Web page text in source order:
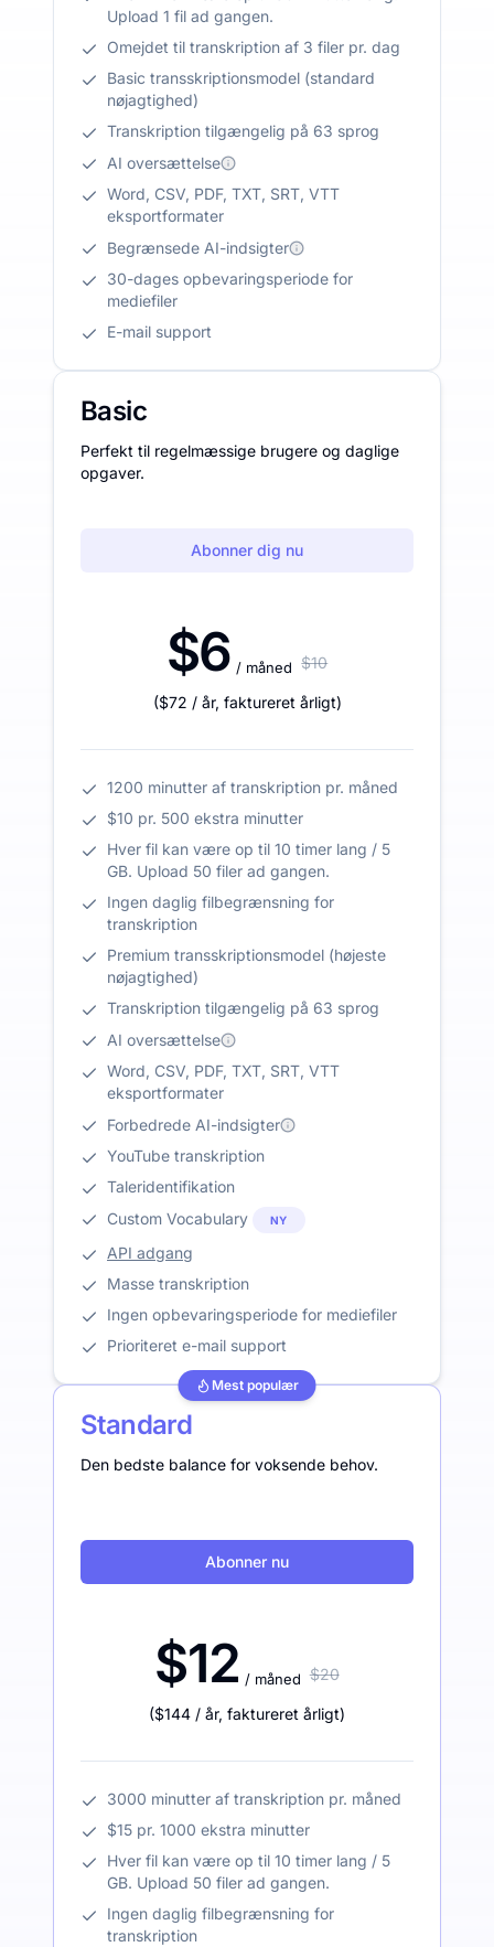
Upload 1 fil ad gangen.
Omejdet til transkription af 3 filer pr. dag
Basic transskriptionsmodel (standard
nøjagtighed)
Transkription tilgængelig på 63 sprog
AI oversættelse
Word, CSV, PDF, TXT, SRT, VTT
eksportformater
Begrænsede AI-indsigter
30-dages opbevaringsperiode for
mediefiler
E-mail support
Basic
Perfekt til regelmæssige brugere og daglige
opgaver.
Abonner dig nu
$6 / måned $10
($72 / år, faktureret årligt)
1200 minutter af transkription pr. måned
$10 pr. 500 ekstra minutter
Hver fil kan være op til 10 timer lang / 5
GB. Upload 50 filer ad gangen.
Ingen daglig filbegrænsning for
transkription
Premium transskriptionsmodel (højeste
nøjagtighed)
Transkription tilgængelig på 63 sprog
AI oversættelse
Word, CSV, PDF, TXT, SRT, VTT
eksportformater
Forbedrede AI-indsigter
YouTube transkription
Taleridentifikation
Custom Vocabulary
NY
API adgang
Masse transkription
Ingen opbevaringsperiode for mediefiler
Prioriteret e-mail support
Mest populær
Standard
Den bedste balance for voksende behov.
Abonner nu
$12 / måned $20
($144 / år, faktureret årligt)
3000 minutter af transkription pr. måned
$15 pr. 1000 ekstra minutter
Hver fil kan være op til 10 timer lang / 5
GB. Upload 50 filer ad gangen.
Ingen daglig filbegrænsning for
transkription